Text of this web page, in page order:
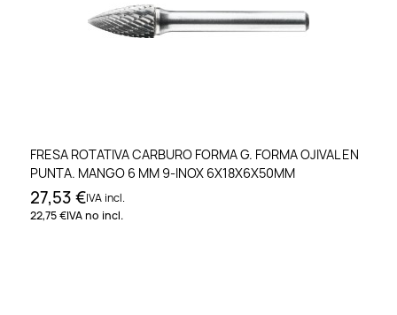
FRESA ROTATIVA CARBURO FORMA G. FORMA OJIVAL EN
PUNTA. MANGO 6 MM 9-INOX 6X18X6X50MM
27,53 €IVA incl.
22,75 €IVA no incl.